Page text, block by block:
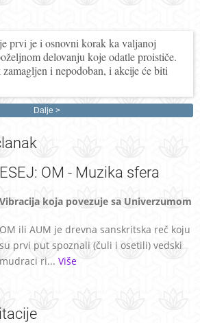
prvi je i osnovni korak ka valjanoj
delovanju koje odatle proističe.
i nepodoban, i akcije će biti
Dalje
ESEJ: OM - Muzika sfera
Vibracija koja povezuje sa Univerzumom
OM ili AUM je drevna sanskritska reč koju
su prvi put spoznali (čuli i osetili) vedski
mudraci ri... Više